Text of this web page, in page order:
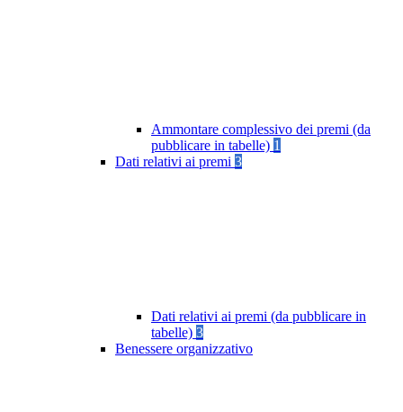
Ammontare complessivo dei premi (da
pubblicare in tabelle) 1
Dati relativi ai premi 3
Dati relativi ai premi (da pubblicare in
tabelle) 3
Benessere organizzativo